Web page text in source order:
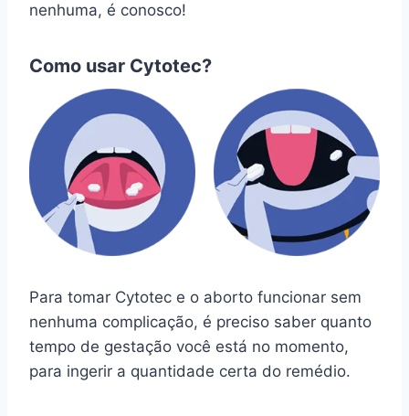
nenhuma, é conosco!
Como usar Cytotec?
Para tomar Cytotec e o aborto funcionar sem
nenhuma complicação, é preciso saber quanto
tempo de gestação você está no momento,
para ingerir a quantidade certa do remédio.